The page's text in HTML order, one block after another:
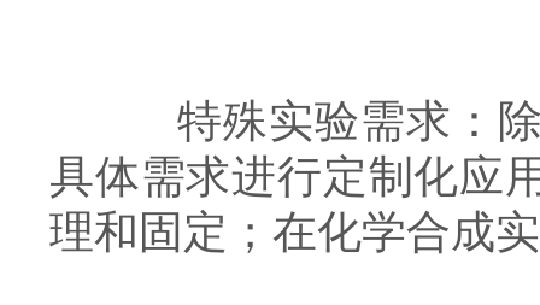
特殊实验需求：除
具体需求进行定制化应
理和固定；在化学合成